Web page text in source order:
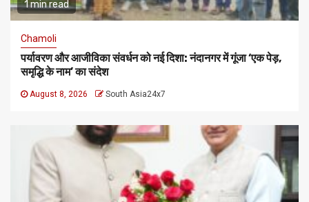
1 min read
Chamoli
पर्यावरण और आजीविका संवर्धन को नई दिशा: नंदानगर में गूंजा ‘एक पेड़,
समृद्धि के नाम’ का संदेश
August 8, 2026 South Asia24x7